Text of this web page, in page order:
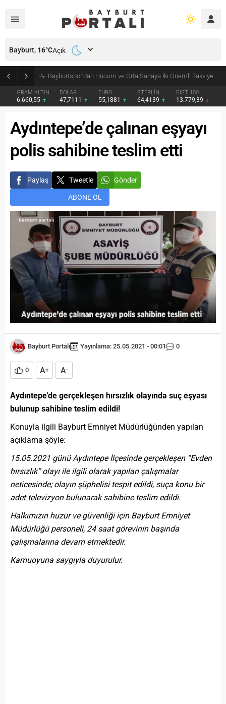
Bayburt’ta Minik Öğrencilere Jandarma Mesleği Tanıtıldı
GRAM ALTIN
6.660,55
DOLAR
47,7111
EURO
55,1881
STERLİN
64,4139
BIST 100
13.779,39
Bayburt, 16°CAçık
Aydıntepe’de çalınan eşyayı
polis sahibine teslim etti
Paylaş Tweetle Gönder
ABONE OL
Bayburt Portalı Yayınlama: 25.05.2021 - 00:01 0
0 A+ A-
Aydıntepe’de gerçekleşen hırsızlık olayında suç eşyası
bulunup sahibine teslim edildi!
Konuyla ilgili Bayburt Emniyet Müdürlüğünden yapılan
açıklama şöyle:
15.05.2021 günü Aydıntepe İlçesinde gerçekleşen “Evden
hırsızlık” olayı ile ilgili olarak yapılan çalışmalar
neticesinde; olayın şüphelisi tespit edildi, suça konu bir
adet televizyon bulunarak sahibine teslim edildi.
Halkımızın huzur ve güvenliği için Bayburt Emniyet
Müdürlüğü personeli, 24 saat görevinin başında
çalışmalarına devam etmektedir.
Kamuoyuna saygıyla duyurulur.